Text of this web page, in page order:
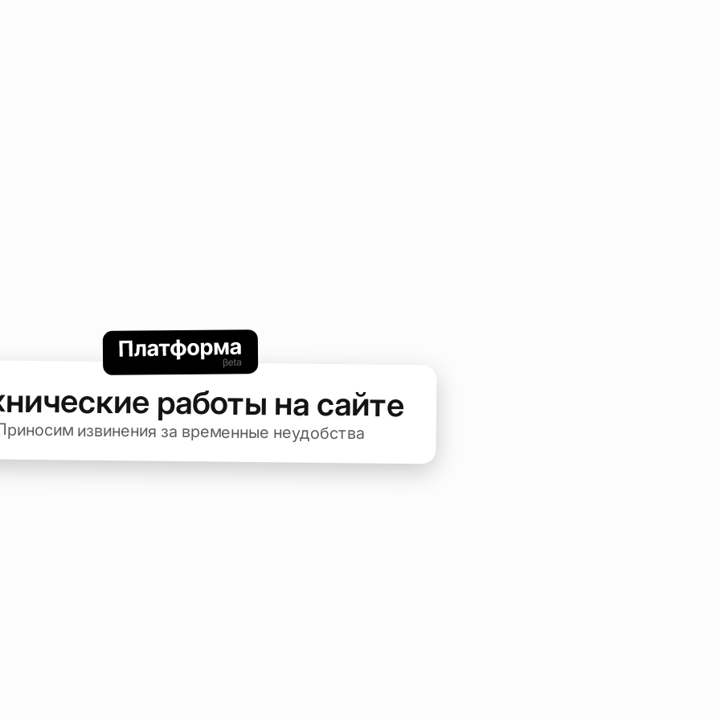
работы на сайте
извинения за временные неудобства